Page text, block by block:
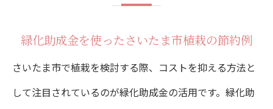
緑化助成金を使ったさいたま市植栽の節約例
さいたま市で植栽を検討する際、コストを抑える方法と
して注目されているのが緑化助成金の活用です。緑化助